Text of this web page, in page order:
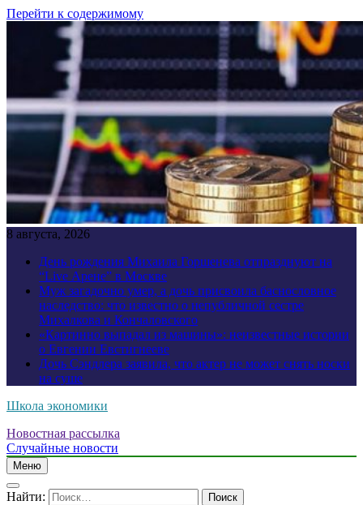
Перейти к содержимому
8 августа, 2026
День рождения Михаила Горшенева отпразднуют на
“Live Арене” в Москве
Муж загадочно умер, а дочь присвоила баснословное
наследство: что известно о непубличной сестре
Михалкова и Кончаловского
«Картинно выпадал из машины»: неизвестные истории
о Евгении Евстигнееве
Дочь Сэндлера заявила, что актер не может снять носки
на суше
Школа экономики
Новостная рассылка
Случайные новости
Меню
Найти: